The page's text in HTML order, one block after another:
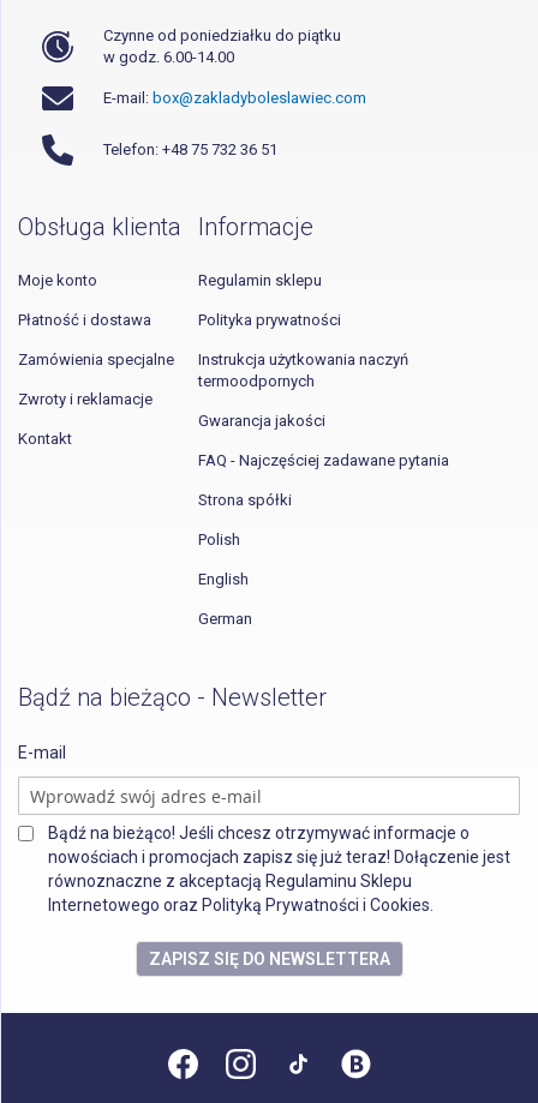
Czynne od poniedziałku do piątku
w godz. 6.00-14.00
E-mail: box@zakladyboleslawiec.com
Telefon: +48 75 732 36 51
Obsługa klienta
Moje konto
Płatność i dostawa
Zamówienia specjalne
Zwroty i reklamacje
Kontakt
Informacje
Regulamin sklepu
Polityka prywatności
Instrukcja użytkowania naczyń
termoodpornych
Gwarancja jakości
FAQ - Najczęściej zadawane pytania
Strona spółki
Polish
English
German
Bądź na bieżąco - Newsletter
E-mail
Bądź na bieżąco! Jeśli chcesz otrzymywać informacje o
nowościach i promocjach zapisz się już teraz! Dołączenie jest
równoznaczne z akceptacją Regulaminu Sklepu
Internetowego oraz Polityką Prywatności i Cookies.
ZAPISZ SIĘ DO NEWSLETTERA